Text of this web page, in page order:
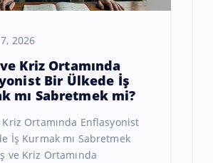
2026
Kriz Ortamında
Bir Ülkede İş
mı Sabretmek mi?
Kriz Ortamında Enflasyonist
İş Kurmak mı Sabretmek
ve Kriz Ortamında